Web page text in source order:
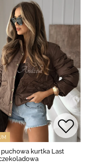
puchowa kurtka Last